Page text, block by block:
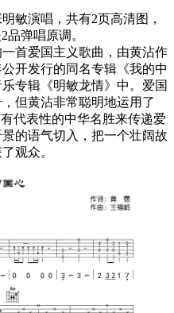
敏演唱，共有2页高清图，
品弹唱原调。
首爱国主义歌曲，由黄沾作
开发行的同名专辑《我的中
专辑《明敏龙情》中。爱国
但黄沾非常聪明地运用了
代表性的中华名胜来传递爱
的语气切入，把一个壮阔故
观众。